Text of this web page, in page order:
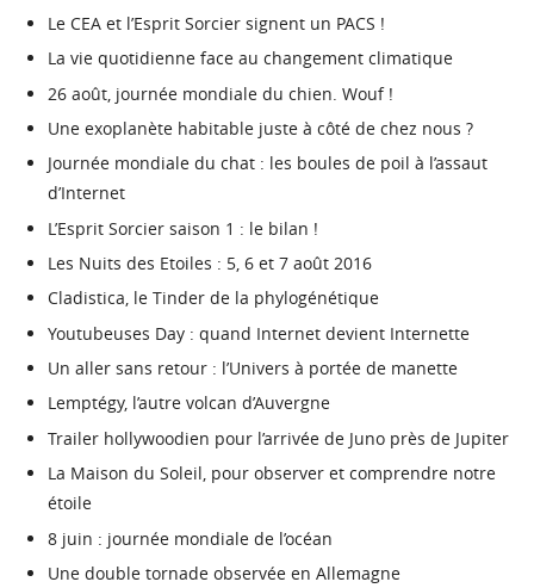
Le CEA et l’Esprit Sorcier signent un PACS !
La vie quotidienne face au changement climatique
26 août, journée mondiale du chien. Wouf !
Une exoplanète habitable juste à côté de chez nous ?
Journée mondiale du chat : les boules de poil à l’assaut
d’Internet
L’Esprit Sorcier saison 1 : le bilan !
Les Nuits des Etoiles : 5, 6 et 7 août 2016
Cladistica, le Tinder de la phylogénétique
Youtubeuses Day : quand Internet devient Internette
Un aller sans retour : l’Univers à portée de manette
Lemptégy, l’autre volcan d’Auvergne
Trailer hollywoodien pour l’arrivée de Juno près de Jupiter
La Maison du Soleil, pour observer et comprendre notre
étoile
8 juin : journée mondiale de l’océan
Une double tornade observée en Allemagne